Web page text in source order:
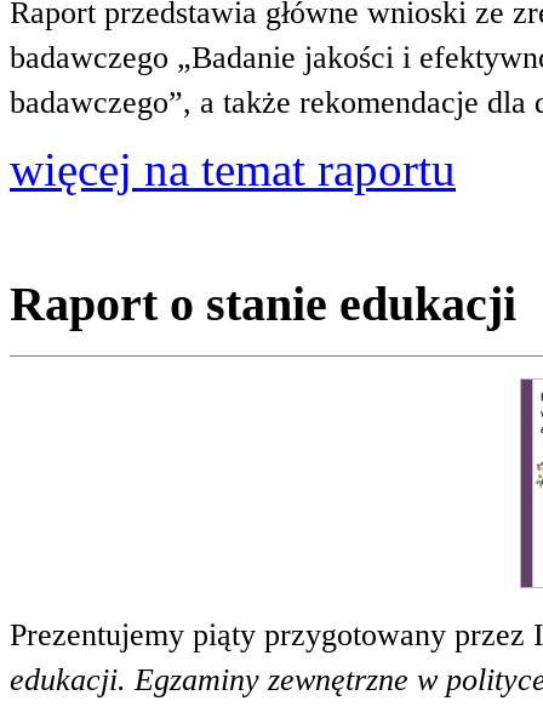
Raport przedstawia główne wnioski ze
badawczego „Badanie jakości i
badawczego”, a także rekomendacje
więcej na temat raportu
Raport o stanie edukacji
Prezentujemy piąty przygotowany
edukacji. Egzaminy zewnętrzne w